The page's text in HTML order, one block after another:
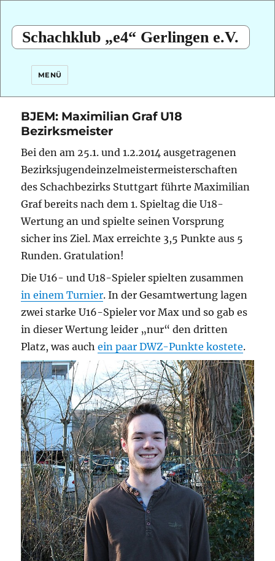
Schachklub „e4“ Gerlingen e.V.
MENÜ
BJEM: Maximilian Graf U18
Bezirksmeister
Bei den am 25.1. und 1.2.2014 ausgetragenen
Bezirksjugendeinzelmeistermeisterschaften
des Schachbezirks Stuttgart führte Maximilian
Graf bereits nach dem 1. Spieltag die U18-
Wertung an und spielte seinen Vorsprung
sicher ins Ziel. Max erreichte 3,5 Punkte aus 5
Runden. Gratulation!
Die U16- und U18-Spieler spielten zusammen
in einem Turnier. In der Gesamtwertung lagen
zwei starke U16-Spieler vor Max und so gab es
in dieser Wertung leider „nur“ den dritten
Platz, was auchein paar DWZ-Punkte kostete.